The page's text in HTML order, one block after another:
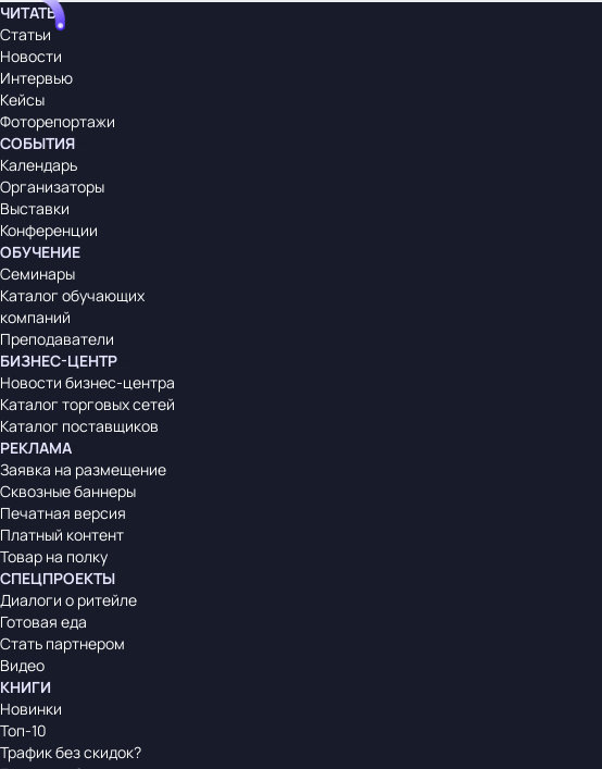
ЧИТАТЬ
Статьи
Новости
Интервью
Кейсы
Фоторепортажи
СОБЫТИЯ
Календарь
Организаторы
Выставки
Конференции
ОБУЧЕНИЕ
Семинары
Каталог обучающих
компаний
Преподаватели
БИЗНЕС-ЦЕНТР
Новости бизнес-центра
Каталог торговых сетей
Каталог поставщиков
РЕКЛАМА
Заявка на размещение
Сквозные баннеры
Печатная версия
Платный контент
Товар на полку
СПЕЦПРОЕКТЫ
Диалоги о ритейле
Готовая еда
Стать партнером
Видео
КНИГИ
Новинки
Топ-10
Трафик без скидок?